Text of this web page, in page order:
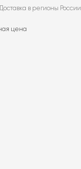
в регионы России.
цена